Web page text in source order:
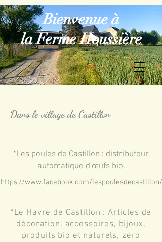
Bienvenue à
la Ferme Houssière
Dans le village de Castillon
*Les poules de Castillon : distributeur
automatique d'œufs bio.
https://www.facebook.com/lespoules
*Le Havre de Castillon : Articles de
décoration, accessoires, bijoux,
produits bio et naturels, zéro
https://www.facebook.com/lespoulesdecastillon/